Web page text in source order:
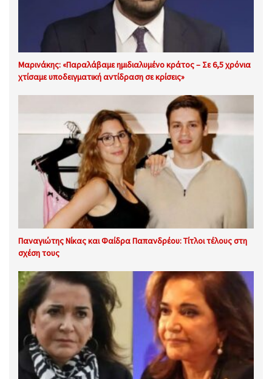
Μαρινάκης: «Παραλάβαμε ημιδιαλυμένο κράτος – Σε 6,5 χρόνια
χτίσαμε υποδειγματική αντίδραση σε κρίσεις»
Παναγιώτης Νίκας και Φαίδρα Παπανδρέου: Τίτλοι τέλους στη
σχέση τους